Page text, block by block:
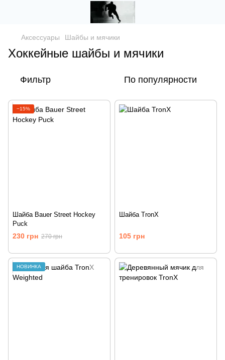
Аксессуары Шайбы и мячики
Хоккейные шайбы и мячики
Фильтр По популярности
−15%
Шайба Bauer Street Hockey
Puck
230 грн 270 грн
Шайба TronX
105 грн
НОВИНКА